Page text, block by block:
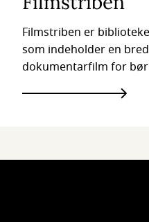
Filmstriben er
som indeholder en
dokumentarfilm for